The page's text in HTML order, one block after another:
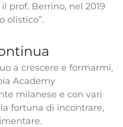
prof. Berrino, nel 2019
olistico”.
a crescere e formarmi,
Academy
milanese e con vari
fortuna di incontrare,